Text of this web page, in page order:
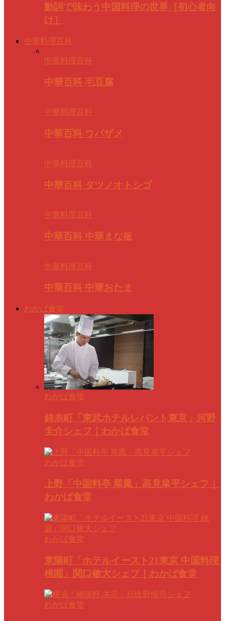
動詞で味わう中国料理の世界［初心者向
け］
中華料理百科
中華料理百科
中華百科 毛豆腐
中華料理百科
中華百科 ウバザメ
中華料理百科
中華百科 タツノオトシゴ
中華料理百科
中華百科 中華まな板
中華料理百科
中華百科 中華おたま
わかば食堂
わかば食堂
錦糸町「東武ホテルレバント東京」河野
圭介シェフ｜わかば食堂
わかば食堂
上野「中国料亭 翠鳳」高見皐平シェフ｜
わかば食堂
わかば食堂
東陽町「ホテルイースト21東京 中国料理
桃園」関口敏大シェフ｜わかば食堂
わかば食堂